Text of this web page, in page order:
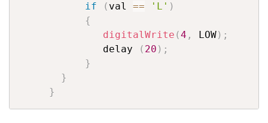
if
( val == 'L' )
{
digitalWrite (4 , LOW) ;
              delay
( 20 ) ;
}
}
}